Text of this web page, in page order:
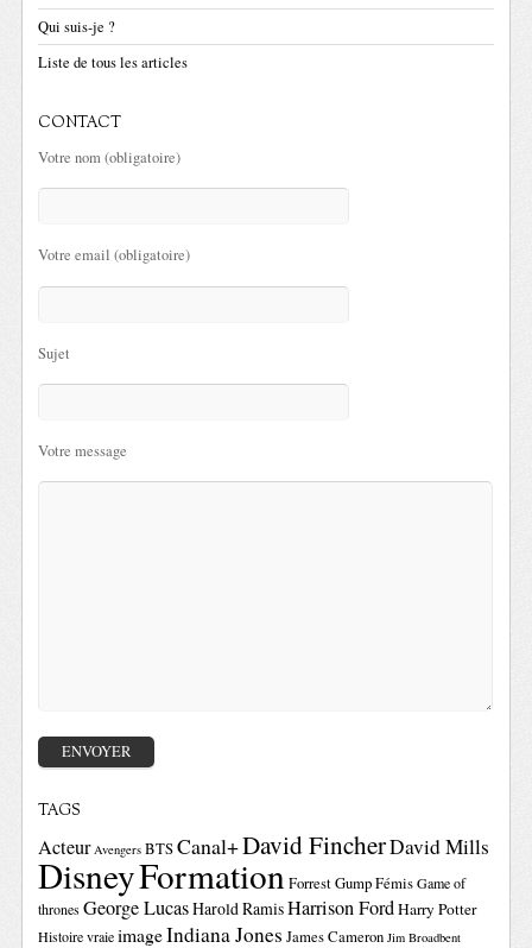
Qui suis-je ?
Liste de tous les articles
CONTACT
Votre nom (obligatoire)
Votre email (obligatoire)
Sujet
Votre message
TAGS
Acteur Avengers BTSCanal+David FincherDavid Mills
DisneyFormationForrest GumpFémis Game of
thrones George LucasHarold RamisHarrison FordHarry Potter
Histoire vraie imageIndiana Jones James Cameron Jim Broadbent